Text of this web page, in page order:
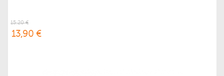
15,20 €
13,90 €